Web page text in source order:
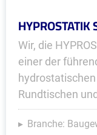
Wir, die
einer der
Rundtischen
Branche: